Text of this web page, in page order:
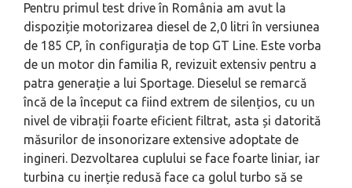
Pentru primul test drive în România am avut la
dispoziție motorizarea diesel de 2,0 litri în versiunea
de 185 CP, în configurația de top GT Line. Este vorba
de un motor din familia R, revizuit extensiv pentru a
patra generație a lui Sportage. Dieselul se remarcă
încă de la început ca fiind extrem de silențios, cu un
nivel de vibrații foarte eficient filtrat, asta și datorită
măsurilor de insonorizare extensive adoptate de
ingineri. Dezvoltarea cuplului se face foarte liniar, iar
turbina cu inerție redusă face ca golul turbo să se